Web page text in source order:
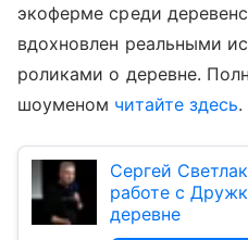
экоферме среди
вдохновлен реальными
роликами о деревне.
шоуменом читайте здесь.
Сергей
работе с
деревне